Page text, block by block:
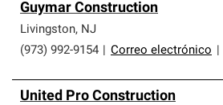
Guymar Construction
Livingston, NJ
(973) 992-9154
Correo electrónico
United Pro Construction